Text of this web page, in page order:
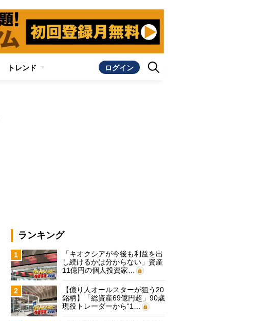
トレンド ログイン
ランキング
1
「キオクシアが今後も利益を出
し続けるかは分からない」資産
11億円の個人投資家…
2
【億り人オールスターが狙う20
銘柄】「総資産69億円超」90歳
現役トレーダーから“1…